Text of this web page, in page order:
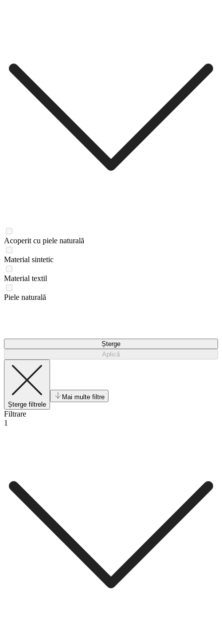
Acoperit cu piele naturală
Material sintetic
Material textil
Piele naturală
Șterge
Aplică
Șterge filtrele
Mai multe filtre
Filtrare
1